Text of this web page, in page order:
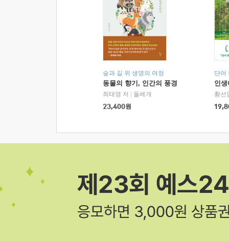
숲과 길 위 생명의 여정
동물의 향기, 인간의 풍경
최태영 저
돌베개
23,400원
단어
인
황선